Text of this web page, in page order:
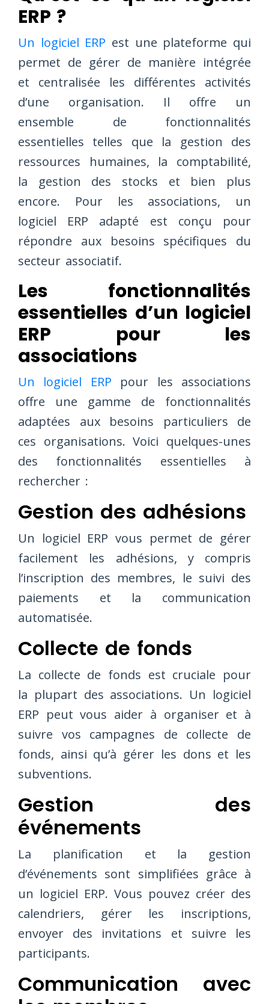
ERP ?
Un logiciel ERP est une plateforme qui
permet de gérer de manière intégrée
et centralisée les différentes activités
d’une organisation. Il offre un
ensemble de fonctionnalités
essentielles telles que la gestion des
ressources humaines, la comptabilité,
la gestion des stocks et bien plus
encore. Pour les associations, un
logiciel ERP adapté est conçu pour
répondre aux besoins spécifiques du
secteur associatif.
Les fonctionnalités
essentielles d’un logiciel
ERP pour les
associations
Un logiciel ERP pour les associations
offre une gamme de fonctionnalités
adaptées aux besoins particuliers de
ces organisations. Voici quelques-unes
des fonctionnalités essentielles à
rechercher :
Gestion des adhésions
Un logiciel ERP vous permet de gérer
facilement les adhésions, y compris
l’inscription des membres, le suivi des
paiements et la communication
automatisée.
Collecte de fonds
La collecte de fonds est cruciale pour
la plupart des associations. Un logiciel
ERP peut vous aider à organiser et à
suivre vos campagnes de collecte de
fonds, ainsi qu’à gérer les dons et les
subventions.
Gestion des
événements
La planification et la gestion
d’événements sont simplifiées grâce à
un logiciel ERP. Vous pouvez créer des
calendriers, gérer les inscriptions,
envoyer des invitations et suivre les
participants.
Communication avec